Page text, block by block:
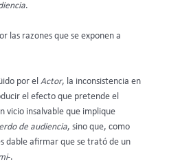
.
las razones que se exponen a
por el Actor, la inconsistencia en
el efecto que pretende el
vicio insalvable que implique
de audiencia, sino que, como
dable afirmar que se trató de un
-.